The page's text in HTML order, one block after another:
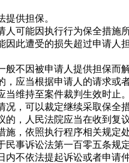
供担保。
能因执行行为保全措施
遭受的损失超过申请人
因被申请人提供担保而解
当根据申请人的请求或者
维持至案件裁判生效时止。
可以裁定继续采取保全
人民法院应当在收到复议
，依照执行程序相关规定处
诉讼法第一百零五条规定
不依法提起诉讼或者申请仲